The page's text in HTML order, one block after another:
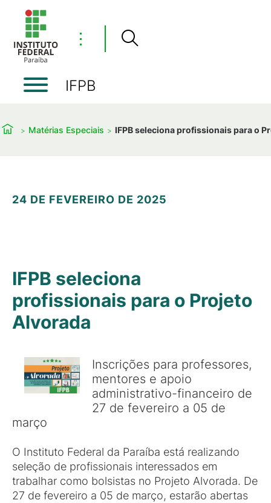
⋮
IFPB
Matérias Especiais IFPB seleciona profissionais para o
24 DE FEVEREIRO DE 2025
IFPB seleciona
profissionais para o Projeto
Alvorada
Inscrições para professores,
mentores e apoio
administrativo-financeiro de
27 de fevereiro a 05 de
março
O Instituto Federal da Paraíba está realizando
seleção de profissionais interessados em
trabalhar como bolsistas no Projeto Alvorada. De
27 de fevereiro a 05 de março, estarão abertas